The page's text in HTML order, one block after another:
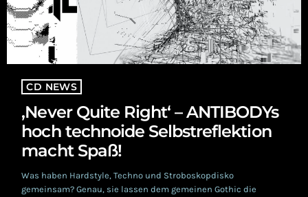
CD NEWS
‚Never Quite Right‘ – ANTIBODYs
hoch technoide Selbstreflektion
macht Spaß!
Was haben Hardstyle, Techno und Stroboskopdisko
gemeinsam? Genau, sie lassen dem gemeinen Gothic die